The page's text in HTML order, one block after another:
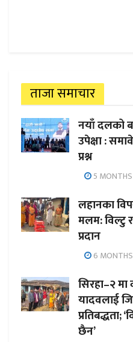
ताजा समाचार
नयाँ दलको
उपेक्षा :
प्रश्न
5
लहानका
मलम: विल्टु
प्रदान
6
सिरहा–२ मा
यादवलाई
प्रतिबद्धता;
छैन’